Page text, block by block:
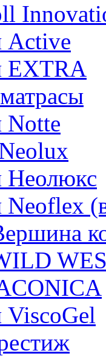
Active
EXTRA
Notte
Неолюкс